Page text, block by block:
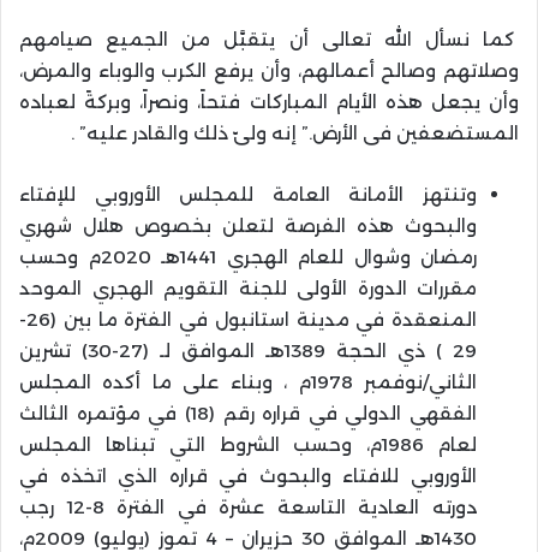
كما نسأل الله تعالى أن يتقبَّل من الجميع صيامهم
وصلاتهم وصالح أعمالهم، وأن يرفع الكرب والوباء والمرض،
وأن يجعل هذه الأيام المباركات فتحاً، ونصراً، وبركةً لعباده
المستضعفين فى الأرض.” إنه ولىّ ذلك والقادر عليه” .
وتنتهز الأمانة العامة للمجلس الأوروبي للإفتاء
والبحوث هذه الفرصة لتعلن بخصوص هلال شهري
رمضان وشوال للعام الهجري 1441هـ 2020م وحسب
مقررات الدورة الأولى للجنة التقويم الهجري الموحد
المنعقدة في مدينة استانبول في الفترة ما بين (26-
29 ) ذي الحجة 1389هـ الموافق لـ (27-30) تشرين
الثاني/نوفمبر 1978م ، وبناء على ما أكده المجلس
الفقهي الدولي في قراره رقم (18) في مؤتمره الثالث
لعام 1986م، وحسب الشروط التي تبناها المجلس
الأوروبي للافتاء والبحوث في قراره الذي اتخذه في
دورته العادية التاسعة عشرة في الفترة 8-12 رجب
1430هـ الموافق 30 حزيران – 4 تموز (يوليو) 2009م،